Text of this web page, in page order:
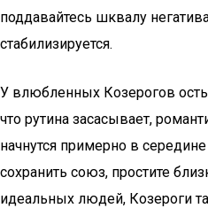
поддавайтесь шквалу
стабилизируется.
У влюбленных Козерогов
что рутина засасывает,
начнутся примерно в
сохранить союз, простите
идеальных людей, Козероги